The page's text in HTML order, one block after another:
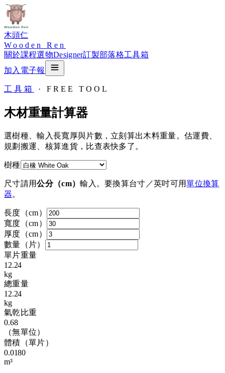
木頭仁
Wooden Ren
關於課程選物Designer訂製部落格工具箱
加入電子報
工具箱 · FREE TOOL
木材重量計算器
選樹種、輸入長寬厚與片數，立刻算出木料重量。估運費、
規劃搬運、核算進貨，比查表快多了。
樹種
尺寸請用公分（cm）輸入。要換算台寸／英吋可用單位換算
器。
長度（cm）
寬度（cm）
厚度（cm）
數量（片）
單片重量
12.24
kg
總重量
12.24
kg
氣乾比重
0.68
（無單位）
體積（單片）
0.0180
m³